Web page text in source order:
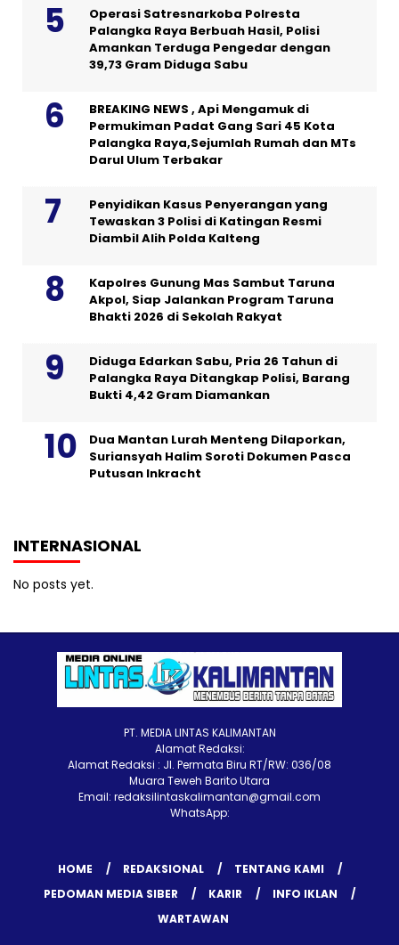
Operasi Satresnarkoba Polresta
Palangka Raya Berbuah Hasil, Polisi
Amankan Terduga Pengedar dengan
39,73 Gram Diduga Sabu
BREAKING NEWS , Api Mengamuk di
Permukiman Padat Gang Sari 45 Kota
Palangka Raya,Sejumlah Rumah dan MTs
Darul Ulum Terbakar
Penyidikan Kasus Penyerangan yang
Tewaskan 3 Polisi di Katingan Resmi
Diambil Alih Polda Kalteng
Kapolres Gunung Mas Sambut Taruna
Akpol, Siap Jalankan Program Taruna
Bhakti 2026 di Sekolah Rakyat
Diduga Edarkan Sabu, Pria 26 Tahun di
Palangka Raya Ditangkap Polisi, Barang
Bukti 4,42 Gram Diamankan
Dua Mantan Lurah Menteng Dilaporkan,
Suriansyah Halim Soroti Dokumen Pasca
Putusan Inkracht
INTERNASIONAL
No posts yet.
PT. MEDIA LINTAS KALIMANTAN
Alamat Redaksi:
Alamat Redaksi : Jl. Permata Biru RT/RW: 036/08
Muara Teweh Barito Utara
Email: redaksilintaskalimantan@gmail.com
WhatsApp:
HOME REDAKSIONAL
TENTANG KAMI
PEDOMAN MEDIA SIBER
KARIR
INFO IKLAN
WARTAWAN